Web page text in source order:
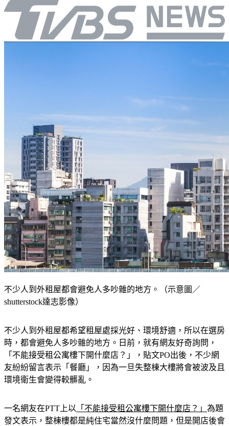
不少人到外租屋都會避免人多吵雜的地方。（示意圖／
shutterstock達志影像）
不少人到外租屋都希望租屋處採光好、環境舒適，所以在選房
時，都會避免人多吵雜的地方。日前，就有網友好奇詢問，
「不能接受租公寓樓下開什麼店？」，貼文PO出後，不少網
友紛紛留言表示「餐廳」，因為一旦失整棟大樓將會被波及且
環境衛生會變得較髒亂。
一名網友在PTT上以 「不能接受租公寓樓下開什麼店？」 為題
發文表示，整棟樓都是純住宅當然沒什麼問題，但是開店後會